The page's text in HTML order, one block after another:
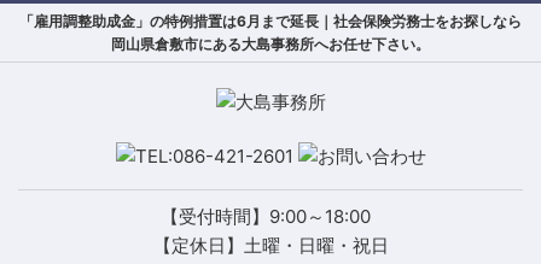
「雇用調整助成金」の特例措置は6月まで延長｜社会保険労務士をお探しなら
岡山県倉敷市にある大島事務所へお任せ下さい。
【受付時間】9:00～18:00
【定休日】土曜・日曜・祝日